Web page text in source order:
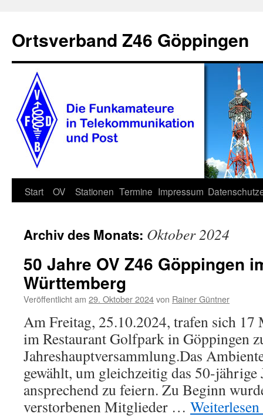
springen
Ortsverband Z46 Göppingen
Start OV Stationen Termine Impressum
Archiv des Monats: Oktober 2024
50 Jahre OV Z46 Göppingen
Württemberg
Veröffentlicht am 29. Oktober 2024von Rainer Güntner
Am Freitag, 25.10.2024, trafen sich 17
im Restaurant Golfpark in Göppingen
Jahreshauptversammlung.Das
gewählt, um gleichzeitig das 50-jährige
ansprechend zu feiern. Zu Beginn
verstorbenen Mitglieder … Weiterlesen